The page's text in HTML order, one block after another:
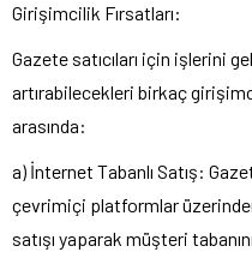
Girişimcilik Fırsatları:
Gazete satıcıları için işlerini
artırabilecekleri birkaç
arasında:
a) İnternet Tabanlı Satış:
çevrimiçi platformlar
satışı yaparak müşteri